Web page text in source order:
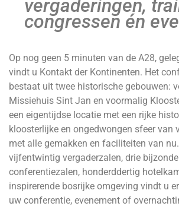
vergaderingen,
congressen én
Op nog geen 5 minuten van de A28,
vindt u Kontakt der Kontinenten. Het
bestaat uit twee historische gebouwen:
Missiehuis Sint Jan en voormalig
een eigentijdse locatie met een rijke
kloosterlijke en ongedwongen sfeer van
met alle gemakken en faciliteiten van
vijfentwintig vergaderzalen, drie
conferentiezalen, honderddertig
inspirerende bosrijke omgeving vindt u
uw conferentie, evenement of